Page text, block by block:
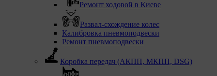
Ремонт ходовой в Киеве
Развал-схождение колес
Калибровка пневмоподвески
Ремонт пневмоподвески
Коробка передач (АКПП, МКПП, DSG)